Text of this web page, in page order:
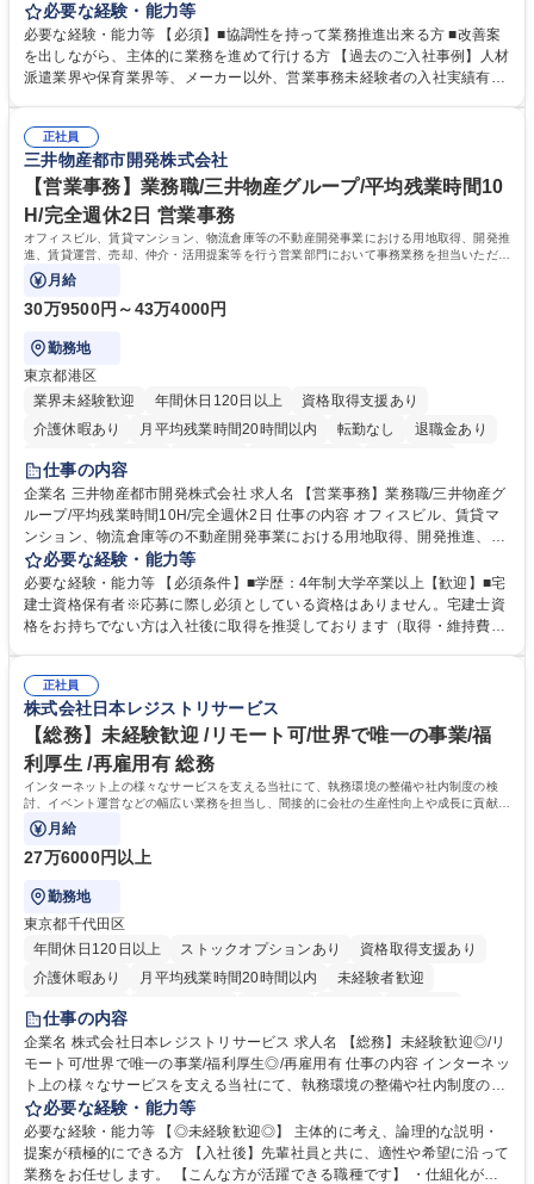
の作成・カタログ送付・来客対応・営業所内で発生する事務業務や業務改
善をお任せ。 【教育制度】ご入社後、育成担当とペアになりながらOJTに
て業務を覚えていただくことが可能です。業務システムがきちんと構築さ
れているため、スムーズに仕事に慣れることができる環境です。また、
募集職種 【大阪・京都・滋賀】営業事務 ※未経験可
必要な経験・能力等
必要な経験・能力等 【必須】■協調性を持って業務推進出来る方 ■改善案
を出しながら、主体的に業務を進めて行ける方 【過去のご入社事例】人材
派遣業界や保育業界等、メーカー以外、営業事務未経験者の入社実績有
えて、お客様や社員の状況に合わせ、能動的なサポート、改善の動きも期
待され。組織を支えるスペシャリストとして、チームに貢献し、結果的に
社員から頼られる存在になることができます。平均19:30の退勤以降の業
務の持ち帰りも禁止されており、メリハリのある働き方となります。 学
歴・資格 学歴：大学院 大学 高専 短大 語学力： 資格：
正社員
三井物産都市開発株式会社
【営業事務】業務職/三井物産グループ/平均残業時間10
H/完全週休2日 営業事務
オフィスビル、賃貸マンション、物流倉庫等の不動産開発事業における用地取得、開発推
進、賃貸運営、売却、仲介・活用提案等を行う営業部門において事務業務を担当いただき
ます。
月給
30万9500円～43万4000円
勤務地
東京都港区
業界未経験歓迎
年間休日120日以上
資格取得支援あり
介護休暇あり
月平均残業時間20時間以内 転勤なし
退職金あり
在宅OK
賞与あり
駅近5分以内
土日祝休み 寮・社宅あり
仕事の内容
企業名 三井物産都市開発株式会社 求人名 【営業事務】業務職/三井物産グ
ループ/平均残業時間10H/完全週休2日 仕事の内容 オフィスビル、賃貸マ
ンション、物流倉庫等の不動産開発事業における用地取得、開発推進、賃
貸運営、売却、仲介・活用提案等を行う営業部門において事務業務を担当
いただきます。 【詳細】・契約書管理、契約書製本、捺印対応、ファイリ
ング、登記簿取得、調書取得・支払業務（各種費用支払、支払管理、請
求・支払データ登録、取引先マスター申請対応）・予算作成及び予実管
の他に担当頂く業務が発生する場合があります。 募集職種 【営業事務】
業務職/三井物産グループ/平均残業時間10H/完全週休2日
必要な経験・能力等
必要な経験・能力等 【必須条件】■学歴：4年制大学卒業以上【歓迎】■宅
建士資格保有者※応募に際し必須としている資格はありません。宅建士資
格をお持ちでない方は入社後に取得を推奨しております（取得・維持費用
ション力がある方。 ・チャレンジを厭わず、粘り強く業務に取り組める
方。多様な関係者と謙虚に信頼関係を構築でき、期限を意識したスケジュ
ール管理が出来る方。※将来的に他部署（営業部門、コーポレート部門）
へのジョブローテーションの可能性があります。 学歴・資格 学歴：大学
院 大学 語学力： 資格：宅地建物取引士
正社員
株式会社日本レジストリサービス
【総務】未経験歓迎 /リモート可/世界で唯一の事業/福
利厚生 /再雇用有 総務
インターネット上の様々なサービスを支える当社にて、執務環境の整備や社内制度の検
討、イベント運営などの幅広い業務を担当し、間接的に会社の生産性向上や成長に貢献し
ている部署です。
月給
27万6000円以上
勤務地
東京都千代田区
年間休日120日以上
ストックオプションあり
資格取得支援あり
介護休暇あり
月平均残業時間20時間以内
未経験者歓迎
住宅手当あり
完全週休2日制
交通費支給 駅近5分以内 土日祝休み 服装自由
仕事の内容
企業名 株式会社日本レジストリサービス 求人名 【総務】未経験歓迎◎/リ
モート可/世界で唯一の事業/福利厚生◎/再雇用有 仕事の内容 インターネッ
ト上の様々なサービスを支える当社にて、執務環境の整備や社内制度の検
討、イベント運営などの幅広い業務を担当し、間接的に会社の生産性向上
や成長に貢献している部署です。 会社の全メンバーが安心して長く成果を
発揮できる環境を整えるために、毎日のメンテナンスや維持管理に加え、
新たな施策検討を積極的に行っていただき、会社全体を巻き込み課題解決
必要な経験・能力等
必要な経験・能力等 【◎未経験歓迎◎】 主体的に考え、論理的な説明・
提案が積極的にできる方 【入社後】先輩社員と共に、適性や希望に沿って
業務をお任せします。 【こんな方が活躍できる職種です】 ・仕組化が好